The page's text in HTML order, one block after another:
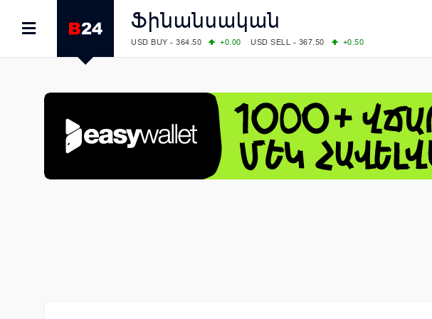
Ֆինանսական
USD BUY - 364.50 +0.00 USD SELL - 367.50
+0.50
COMEX: PLATINUM - 1769.70
LME: ALUMINIUM - 3184.00
-0.27 COPPER - 13791.00
-0.12
LME: NICKEL - 17249.00
+0.09 TIN - 55268.00
+2.50
LME: LEAD - 1877.50
-1.00 ZINC - 3643.00
+1.43
FOREX: USD/JPY - 157.49
-0.06 EUR/GBP - 1.1535
+0.25
FOREX: EUR/USD - 1.1535
+0.25 GBP/USD - 1.3454
+0.21